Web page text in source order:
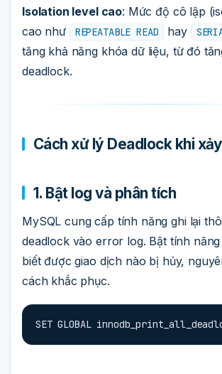
Isolation level cao: Mức độ cô lập
cao như
REPEATABLE READ hay
tăng khả năng khóa dữ liệu, từ đó
deadlock.
Cách xử lý Deadlock khi
1. Bật log và phân tích
MySQL cung cấp tính năng ghi lại
deadlock vào error log. Bật tính
biết được giao dịch nào bị hủy,
cách khắc phục.
SET GLOBAL